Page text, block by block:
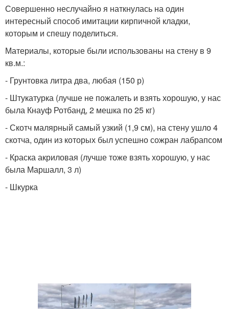
Совершенно неслучайно я наткнулась на один
интересный способ имитации кирпичной кладки,
которым и спешу поделиться.
Материалы, которые были использованы на стену в 9
кв.м.:
- Грунтовка литра два, любая (150 р)
- Штукатурка (лучше не пожалеть и взять хорошую, у нас
была Кнауф Ротбанд, 2 мешка по 25 кг)
- Скотч малярный самый узкий (1,9 см), на стену ушло 4
скотча, один из которых был успешно сожран лабрапсом
- Краска акриловая (лучше тоже взять хорошую, у нас
была Маршалл, 3 л)
- Шкурка